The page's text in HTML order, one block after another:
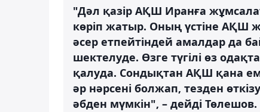
"Дәл қазір АҚШ Иранға
көріп жатыр. Оның үстіне АҚШ
әсер етпейтіндей амалдар да
шектелуде. Өзге түгілі өз
қалуда. Сондықтан АҚШ қана
әр нәрсені болжап, тезден
әбден мүмкін", – дейді Төлешов.